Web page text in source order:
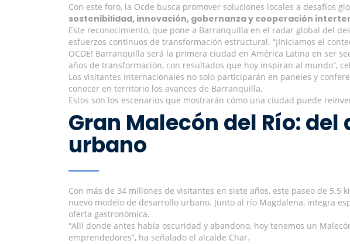
Con este foro, la Ocde busca promover soluciones locales a desafíos
sostenibilidad, innovación, gobernanza y cooperación
Este reconocimiento, que pone a Barranquilla en el radar global del
esfuerzos continuos de transformación estructural. “¡Iniciamos el
OCDE! Barranquilla será la primera ciudad en América Latina en ser
años de transformación, con resultados que hoy inspiran al mundo”,
Los visitantes internacionales no solo participarán en paneles y
conocer en territorio los avances de Barranquilla.
Estos son los escenarios que mostrarán cómo una ciudad puede
Gran Malecón del Río:
urbano
Con más de 34 millones de visitantes en siete años, este paseo de
nuevo modelo de desarrollo urbano. Junto al río Magdalena, integra
oferta gastronómica.
“Allí donde antes había oscuridad y abandono, hoy tenemos un
emprendedores”, ha señalado el alcalde Char.